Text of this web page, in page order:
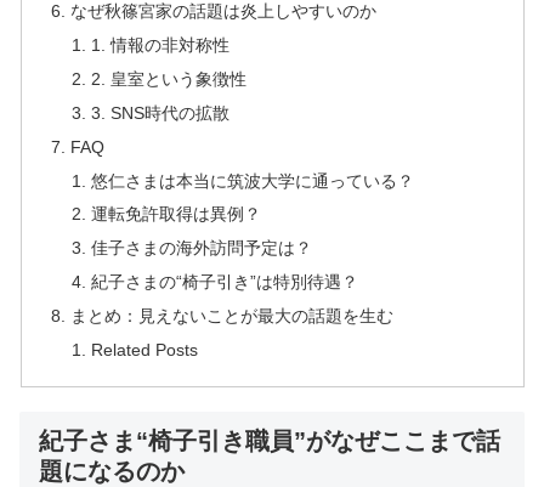
なぜ秋篠宮家の話題は炎上しやすいのか
1. 情報の非対称性
2. 皇室という象徴性
3. SNS時代の拡散
FAQ
悠仁さまは本当に筑波大学に通っている？
運転免許取得は異例？
佳子さまの海外訪問予定は？
紀子さまの“椅子引き”は特別待遇？
まとめ：見えないことが最大の話題を生む
Related Posts
紀子さま“椅子引き職員”がなぜここまで話
題になるのか